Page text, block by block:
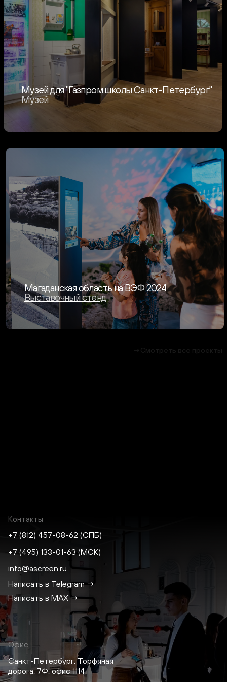
Магаданская область на ВЭФ 2024
Выставочный стенд
→Смотреть все проекты
Контакты
+7 (812) 457-08-62 (СПБ)
+7 (495) 133-01-63 (МСК)
info@ascreen.ru
Написать в MAX →
Написать в Telegram →
Офис
Санкт-Петербург, Торфяная
дорога, 7Ф, офис 1114